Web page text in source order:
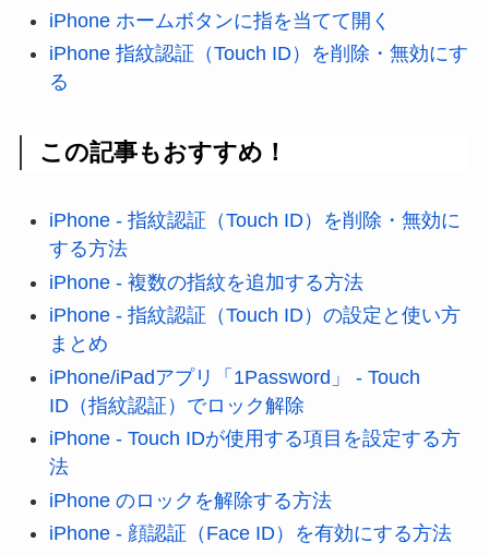
iPhone ホームボタンに指を当てて開く
iPhone 指紋認証（Touch ID）を削除・無効にす
る
この記事もおすすめ！
iPhone - 指紋認証（Touch ID）を削除・無効に
する方法
iPhone - 複数の指紋を追加する方法
iPhone - 指紋認証（Touch ID）の設定と使い方
まとめ
iPhone/iPadアプリ「1Password」 - Touch
ID（指紋認証）でロック解除
iPhone - Touch IDが使用する項目を設定する方
法
iPhone のロックを解除する方法
iPhone - 顔認証（Face ID）を有効にする方法